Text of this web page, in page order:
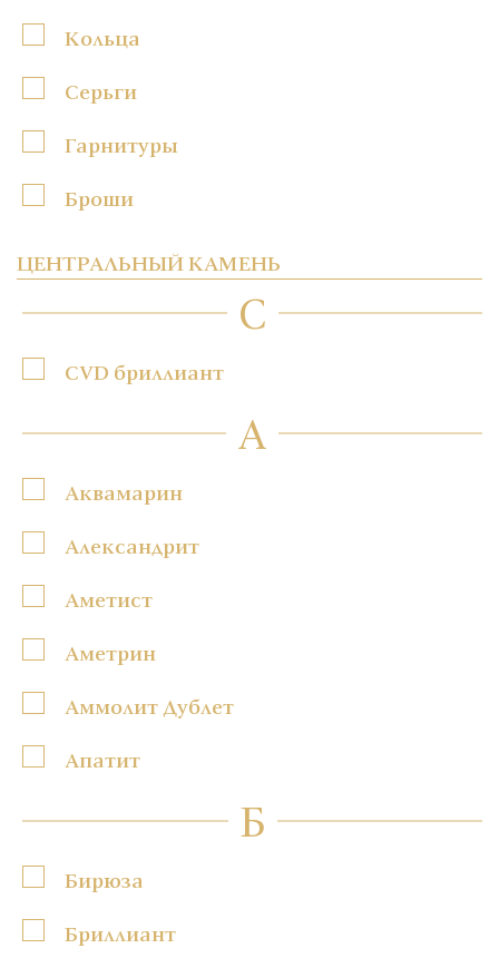
Кольца
Серьги
Гарнитуры
Броши
ЦЕНТРАЛЬНЫЙ КАМЕНЬ
C
CVD бриллиант
А
Аквамарин
Александрит
Аметист
Аметрин
Аммолит Дублет
Апатит
Б
Бирюза
Бриллиант